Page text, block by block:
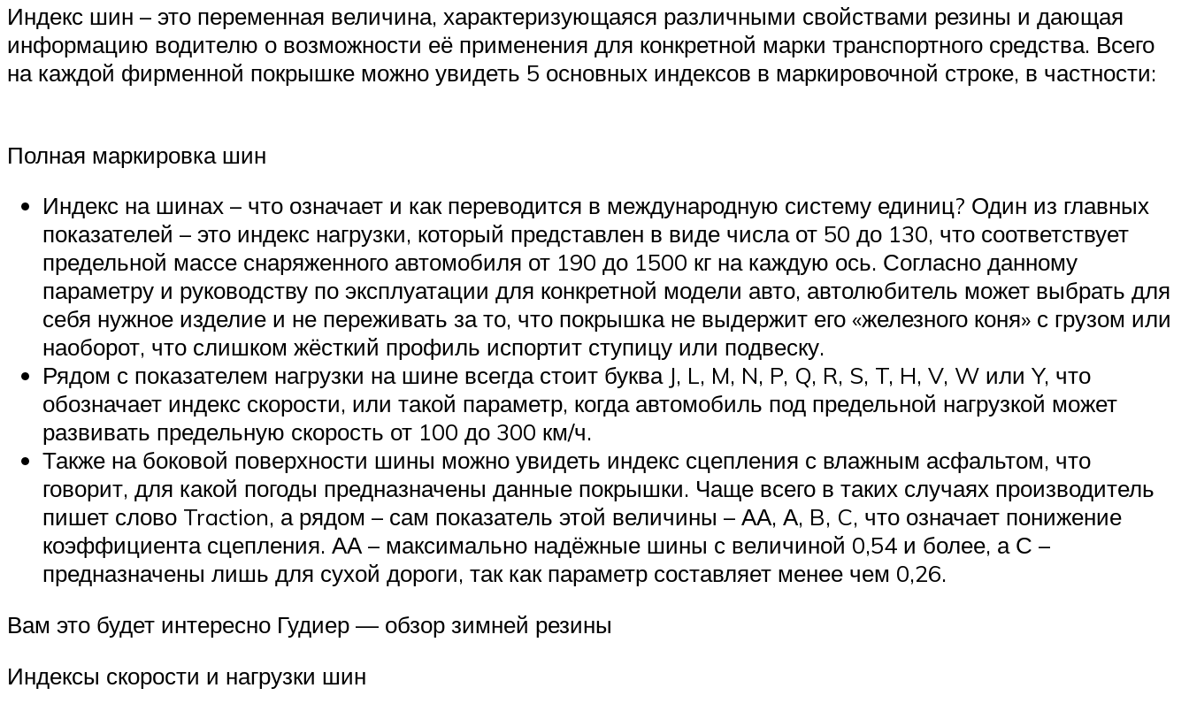
Индекс шин – это переменная величина, характеризующаяся различными свойствами резины и дающая
информацию водителю о возможности её применения для конкретной марки транспортного средства. Всего
на каждой фирменной покрышке можно увидеть 5 основных индексов в маркировочной строке, в частности:
Полная маркировка шин
Индекс на шинах – что означает и как переводится в международную систему единиц? Один из главных
показателей – это индекс нагрузки, который представлен в виде числа от 50 до 130, что соответствует
предельной массе снаряженного автомобиля от 190 до 1500 кг на каждую ось. Согласно данному
параметру и руководству по эксплуатации для конкретной модели авто, автолюбитель может выбрать для
себя нужное изделие и не переживать за то, что покрышка не выдержит его «железного коня» с грузом или
наоборот, что слишком жёсткий профиль испортит ступицу или подвеску.
Рядом с показателем нагрузки на шине всегда стоит буква J, L, M, N, P, Q, R, S, T, H, V, W или Y, что
обозначает индекс скорости, или такой параметр, когда автомобиль под предельной нагрузкой может
развивать предельную скорость от 100 до 300 км/ч.
Также на боковой поверхности шины можно увидеть индекс сцепления с влажным асфальтом, что
говорит, для какой погоды предназначены данные покрышки. Чаще всего в таких случаях производитель
пишет слово Traction, а рядом – сам показатель этой величины – АА, А, B, C, что означает понижение
коэффициента сцепления. АА – максимально надёжные шины с величиной 0,54 и более, а С –
предназначены лишь для сухой дороги, так как параметр составляет менее чем 0,26.
Вам это будет интересно Гудиер — обзор зимней резины
Индексы скорости и нагрузки шин